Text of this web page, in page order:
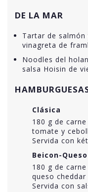
DE LA MAR
Tartar de salmón
vinagreta de
Noodles del
salsa Hoisin de
Clásica
180 g de
tomate y
Servida con
Beicon-Queso
180 g de
queso cheddar
Servida con